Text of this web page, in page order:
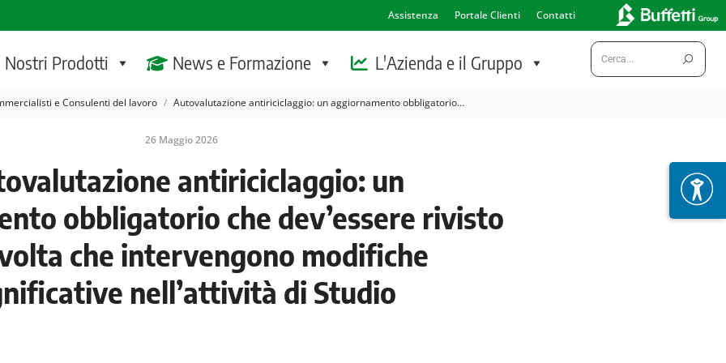
Assistenza Portale Clienti Contatti
Nostri Prodotti News e Formazione L'Azienda e il Gruppo
Cerca:
e Consulenti del lavoro Autovalutazione antiriciclaggio: un aggiornamento obbligatorio…
26 Maggio 2026
antiriciclaggio: un
obbligatorio che dev’essere rivisto
che intervengono modifiche
nell’attività di Studio